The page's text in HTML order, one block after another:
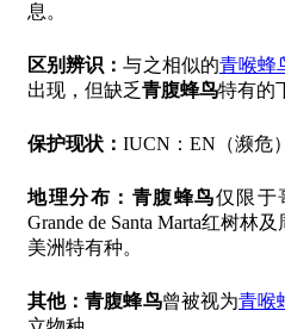
息。
区别辨识：与之相似的青喉蜂
出现，但缺乏青腹蜂鸟特有的
保护现状： IUCN：EN（濒危）
地理分布： 青腹蜂鸟仅限于
Grande de Santa Marta红树林
美洲特有种。
其他：青腹蜂鸟曾被视为青喉